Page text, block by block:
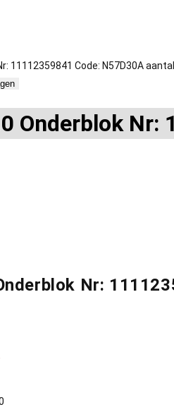
11112359841 Code: N57D30A aantal
Onderblok Nr:
Nr: